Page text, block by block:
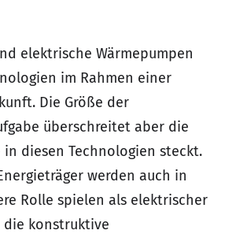
elektrische Wärmepumpen
im Rahmen einer
Die Größe der
überschreitet aber die
diesen Technologien steckt.
werden auch in
Rolle spielen als elektrischer
die konstruktive